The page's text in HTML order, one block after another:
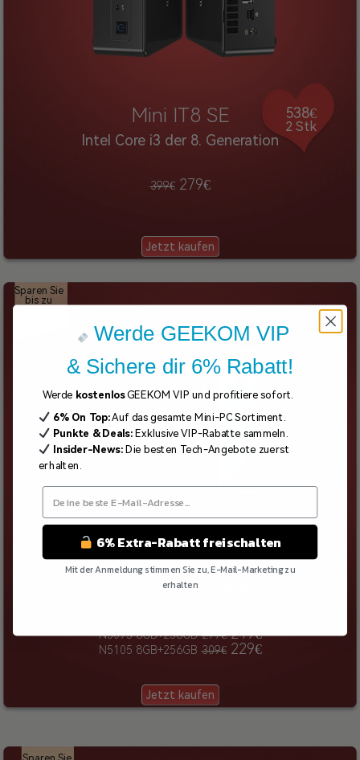
Mini IT8 SE
Intel Core i3 der 8. Generation
538€
2 Stk
399€279€
Jetzt kaufen
Sparen Sie
bis zu
MiniAir 11
Intel Celeron der 11. Generation
Ab 418€
N5095 8GB+256GB 299€219€
N5105 8GB+256GB 309€229€
Jetzt kaufen
Werde GEEKOM VIP
& Sichere dir 6% Rabatt!
Werde kostenlosGEEKOM VIP und profitiere sofort.
6% On Top:Auf das gesamte Mini-PC Sortiment.
Punkte & Deals:Exklusive VIP-Rabatte sammeln.
Insider-News:Die besten Tech-Angebote zuerst
erhalten.
6% Extra-Rabatt freischalten
Mit der Anmeldung stimmen Sie zu, E-Mail-Marketing zu
erhalten